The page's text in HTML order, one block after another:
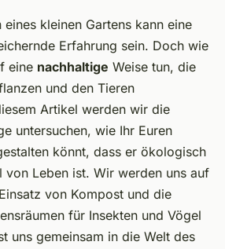
eines kleinen Gartens kann eine
Erfahrung sein. Doch wie
eine nachhaltige Weise tun, die
und den Tieren
Artikel werden wir die
untersuchen, wie Ihr Euren
könnt, dass er ökologisch
Leben ist. Wir werden uns auf
von Kompost und die
für Insekten und Vögel
uns gemeinsam in die Welt des